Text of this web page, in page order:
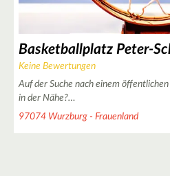
Keine Bewertungen
Auf der Suche nach einem öffentlichen
in der Nähe?…
97074 Wurzburg - Frauenland